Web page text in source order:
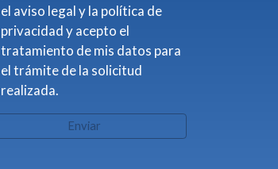
el aviso legal y la política de
privacidad y acepto el
tratamiento de mis datos para
el trámite de la solicitud
realizada.
Enviar